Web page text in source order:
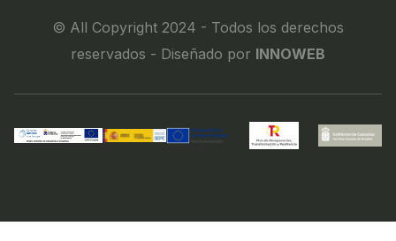
© All Copyright 2024 - Todos los derechos
reservados - Diseñado por INNOWEB